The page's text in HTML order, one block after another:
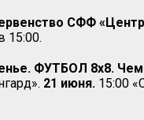
СФФ
15:00.
ФУТБОЛ 8х8.
21 июня. 15:00